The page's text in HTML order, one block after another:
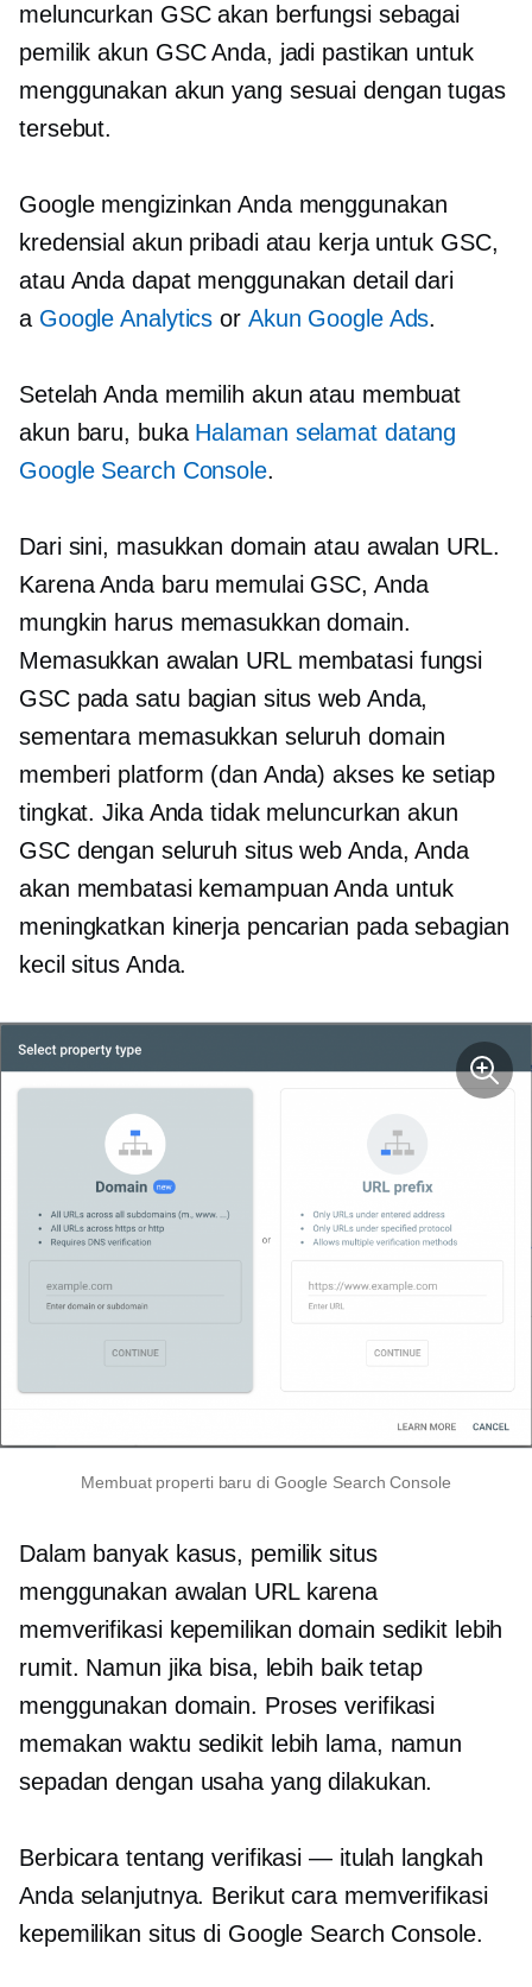
meluncurkan GSC akan berfungsi sebagai
pemilik akun GSC Anda, jadi pastikan untuk
menggunakan akun yang sesuai dengan tugas
tersebut.
Google mengizinkan Anda menggunakan
kredensial akun pribadi atau kerja untuk GSC,
atau Anda dapat menggunakan detail dari
a Google Analytics or Akun Google Ads.
Setelah Anda memilih akun atau membuat
akun baru, buka Halaman selamat datang
Google Search Console.
Dari sini, masukkan domain atau awalan URL.
Karena Anda baru memulai GSC, Anda
mungkin harus memasukkan domain.
Memasukkan awalan URL membatasi fungsi
GSC pada satu bagian situs web Anda,
sementara memasukkan seluruh domain
memberi platform (dan Anda) akses ke setiap
tingkat. Jika Anda tidak meluncurkan akun
GSC dengan seluruh situs web Anda, Anda
akan membatasi kemampuan Anda untuk
meningkatkan kinerja pencarian pada sebagian
kecil situs Anda.
Membuat properti baru di Google Search Console
Dalam banyak kasus, pemilik situs
menggunakan awalan URL karena
memverifikasi kepemilikan domain sedikit lebih
rumit. Namun jika bisa, lebih baik tetap
menggunakan domain. Proses verifikasi
memakan waktu sedikit lebih lama, namun
sepadan dengan usaha yang dilakukan.
Berbicara tentang verifikasi — itulah langkah
Anda selanjutnya. Berikut cara memverifikasi
kepemilikan situs di Google Search Console.